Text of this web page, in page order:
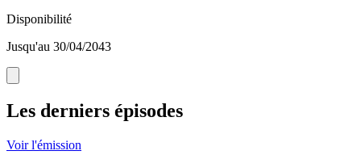
Disponibilité
Jusqu'au 30/04/2043
Les derniers épisodes
Voir l'émission